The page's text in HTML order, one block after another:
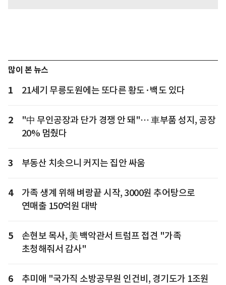
많이 본 뉴스
1 21세기 무릉도원에는 또다른 황도·백도 있다
2
"中 무인공장과 단가 경쟁 안 돼"… 車부품 성지, 공장
20% 멈췄다
3 부동산 치솟으니 커지는 집안 싸움
4
가족 생계 위해 벼랑끝 시작, 3000원 추어탕으로
연매출 150억원 대박
5
손현보 목사, 美 백악관서 트럼프 접견 "가족
초청해줘서 감사"
6
추미애 "국가직 소방공무원 인건비, 경기도가 1조원